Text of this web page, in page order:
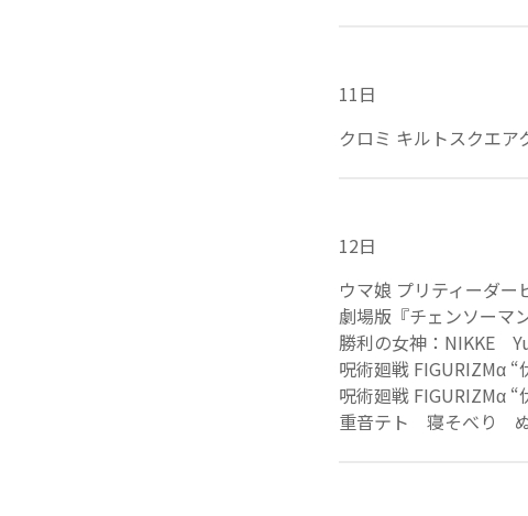
11日
クロミ キルトスクエア
12日
ウマ娘 プリティーダ
劇場版『チェンソーマ
勝利の女神：NIKKE
呪術廻戦 FIGURIZMα “
呪術廻戦 FIGURIZMα “
重音テト 寝そべり